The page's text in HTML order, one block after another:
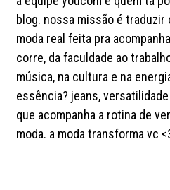
blog. nossa missão é
moda real feita pra
corre, da faculdade ao
música, na cultura e na
essência? jeans,
que acompanha a rotina de
moda. a moda transforma vc